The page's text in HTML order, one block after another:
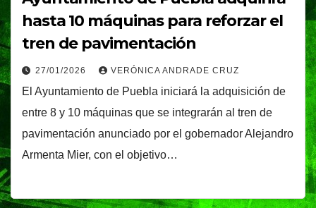
hasta 10 máquinas para reforzar el
tren de pavimentación
27/01/2026 VERÓNICA ANDRADE CRUZ
El Ayuntamiento de Puebla iniciará la adquisición de
entre 8 y 10 máquinas que se integrarán al tren de
pavimentación anunciado por el gobernador Alejandro
Armenta Mier, con el objetivo…